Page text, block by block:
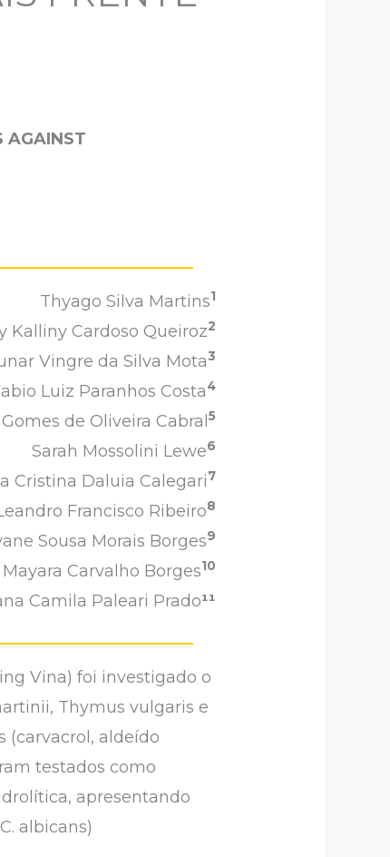
AGAINST
Thyago Silva Martins1
Kalliny Cardoso Queiroz2
Vingre da Silva Mota3
Luiz Paranhos Costa4
de Oliveira Cabral 5
Sarah Mossolini Lewe6
Cristina Daluia Calegari7
Francisco Ribeiro8
Sousa Morais Borges9
Mayara Carvalho Borges10
Camila Paleari Prado¹¹
Vina) foi investigado o
Thymus vulgaris e
(carvacrol, aldeído
testados como
apresentando
albicans)